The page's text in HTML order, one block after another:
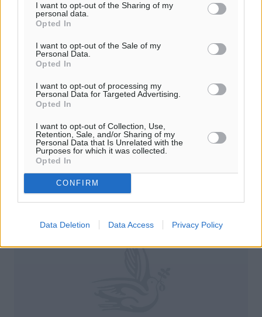
I want to opt-out of the Sharing of my
personal data.
Opted In
I want to opt-out of the Sale of my
Personal Data.
Opted In
I want to opt-out of processing my
Personal Data for Targeted Advertising.
Opted In
I want to opt-out of Collection, Use,
Retention, Sale, and/or Sharing of my
Personal Data that Is Unrelated with the
Purposes for which it was collected.
Opted In
CONFIRM
Data Deletion Data Access Privacy Policy
Ο Κολοσσός εκπέμπει… S.O.S.!
Αυτή δεν ήταν εμφάνιση για… «τελικό»! Ένας κάκιστος
Κολοσσός… «ναυάγησε» στο «Βενετόκλειο» χάνοντας
εύκολα από τον ελλιπή και αποδεκατισμένο Π.Α.Ο.Κ. με
75-60! Ούτε το ...
05.01.19, 17:31